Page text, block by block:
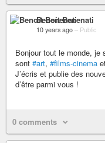
Benoit Benenati
10 years ago – Public
Bonjour tout le monde, je
sont #art, #films-cinema
J’écris et publie des
d’être parmi vous !
0 comments